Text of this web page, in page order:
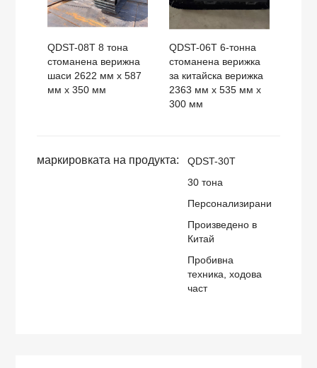
QDST-08T 8 тона
стоманена верижна
шаси 2622 мм x 587
мм x 350 мм
QDST-06T 6-тонна
стоманена верижка
за китайска верижка
2363 мм x 535 мм x
300 мм
маркировката на продукта:
QDST-30T
30 тона
Персонализирани
Произведено в
Китай
Пробивна
техника, ходова
част